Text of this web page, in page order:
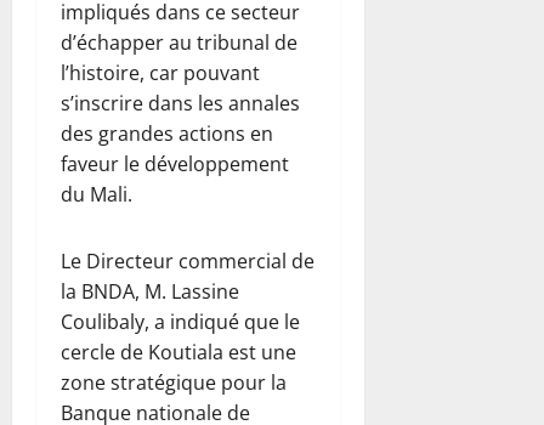
impliqués dans ce secteur
d’échapper au tribunal de
l’histoire, car pouvant
s’inscrire dans les annales
des grandes actions en
faveur le développement
du Mali.
Le Directeur commercial de
la BNDA, M. Lassine
Coulibaly, a indiqué que le
cercle de Koutiala est une
zone stratégique pour la
Banque nationale de